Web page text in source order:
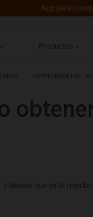
App para
Productos
COMPRENDER LAS
deseas que se te